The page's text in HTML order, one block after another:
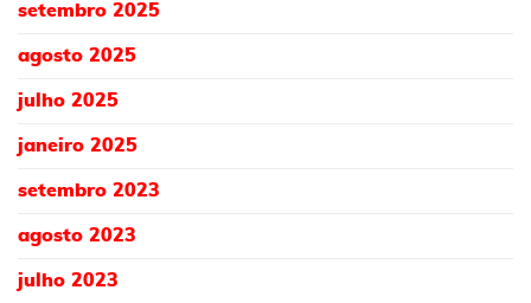
setembro 2025
agosto 2025
julho 2025
janeiro 2025
setembro 2023
agosto 2023
julho 2023